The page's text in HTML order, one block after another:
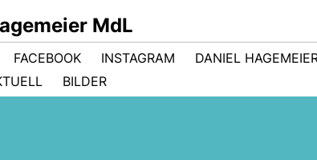
MdL
FACEBOOK INSTAGRAM DANIEL
BILDER